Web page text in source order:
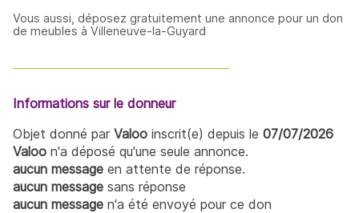
Vous aussi, déposez gratuitement une annonce pour un don
de meubles à Villeneuve-la-Guyard
Informations sur le donneur
Objet donné par Valoo inscrit(e) depuis le 07/07/2026
Valoo n'a déposé qu'une seule annonce.
aucun message en attente de réponse.
aucun message sans réponse
aucun message n'a été envoyé pour ce don